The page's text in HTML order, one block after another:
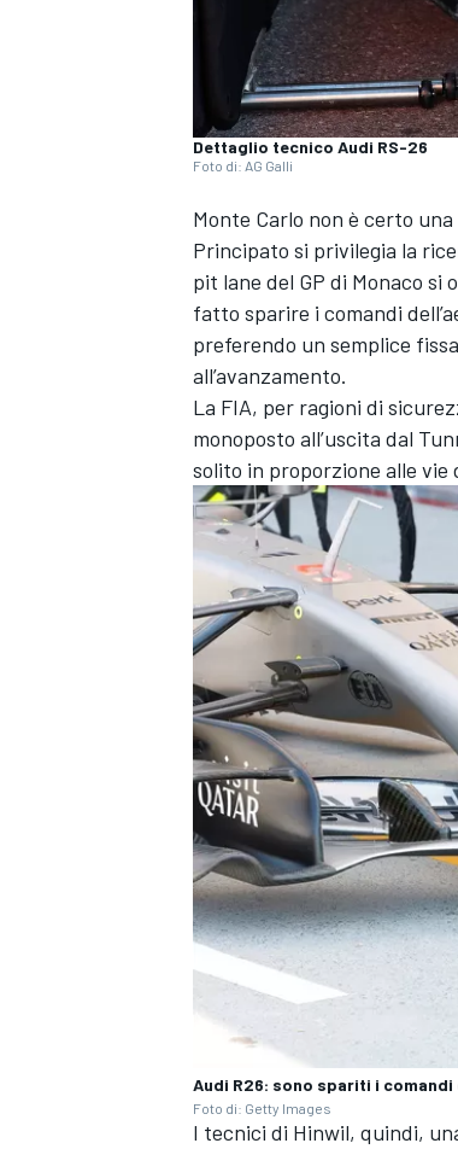
MONOPOSTO
Dettaglio tecnico Audi RS-26
Foto di: AG Galli
Monte Carlo non è certo
Principato si privilegia la
pit lane del GP di Monaco si
fatto sparire i comandi
preferendo un semplice
all’avanzamento.
La FIA, per ragioni di
monoposto all’uscita dal
solito in proporzione alle
Audi R26: sono spariti i
Foto di: Getty Images
I tecnici di Hinwil, quindi,